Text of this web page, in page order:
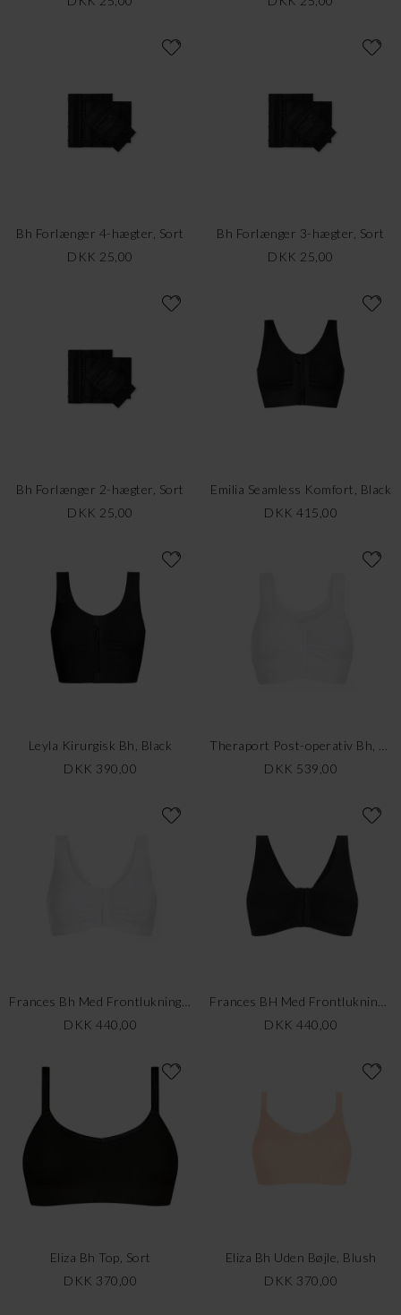
Bh Forlænger 4-hægter, Sort
DKK 25,00
Bh Forlænger 3-hægter, Sort
DKK 25,00
Bh Forlænger 2-hægter, Sort
DKK 25,00
Emilia Seamless Komfort, Black
DKK 415,00
Leyla Kirurgisk Bh, Black
DKK 390,00
DKK 539,00
DKK 440,00
DKK 440,00
Eliza Bh Top, Sort
DKK 370,00
Eliza Bh Uden Bøjle, Blush
DKK 370,00